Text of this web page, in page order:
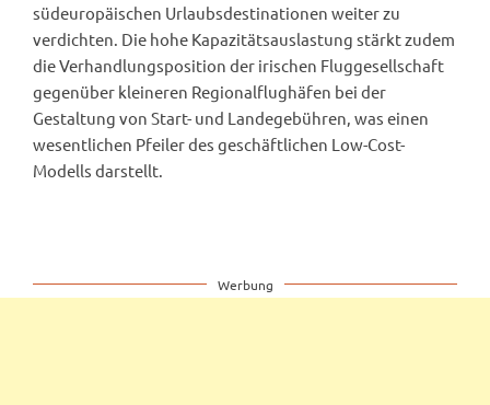
südeuropäischen Urlaubsdestinationen weiter zu
verdichten. Die hohe Kapazitätsauslastung stärkt zudem
die Verhandlungsposition der irischen Fluggesellschaft
gegenüber kleineren Regionalflughäfen bei der
Gestaltung von Start- und Landegebühren, was einen
wesentlichen Pfeiler des geschäftlichen Low-Cost-
Modells darstellt.
Werbung